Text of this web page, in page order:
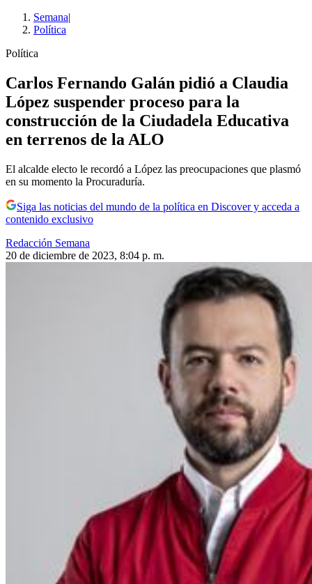
Semana|
Política
Política
Carlos Fernando Galán pidió a Claudia
López suspender proceso para la
construcción de la Ciudadela Educativa
en terrenos de la ALO
El alcalde electo le recordó a López las preocupaciones que plasmó
en su momento la Procuraduría.
Siga las noticias del mundo de la política en Discover y acceda a
contenido exclusivo
Redacción Semana
20 de diciembre de 2023, 8:04 p. m.